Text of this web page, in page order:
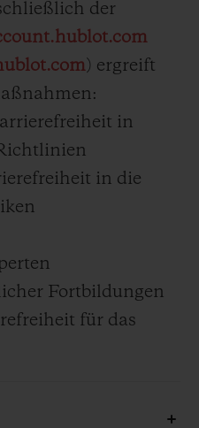
der
) ergreift
in
in die
Fortbildungen
für das
KONTAKT
BOUTIQUE FINDEN